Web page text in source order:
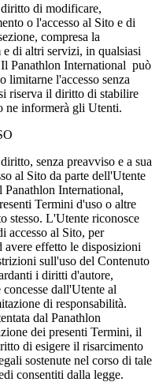
di modificare,
o l'accesso al Sito e di
compresa la
di altri servizi, in qualsiasi
Panathlon International può
limitarne l'accesso senza
riserva il diritto di stabilire
ne informerà gli Utenti.
senza preavviso e a sua
al Sito da parte dell'Utente
International,
Termini d'uso o altre
stesso. L'Utente riconosce
accesso al Sito, per
effetto le disposizioni
sull'uso del Contenuto
i diritti d'autore,
dall'Utente al
di responsabilità.
dal Panathlon
dei presenti Termini, il
di esigere il risarcimento
sostenute nel corso di tale
consentiti dalla legge.